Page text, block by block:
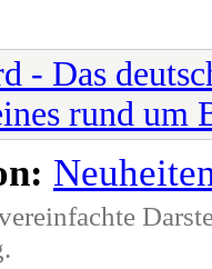
- Das
rund um